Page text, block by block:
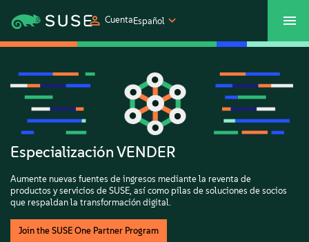
CuentaEspañol
Productos
Soluciones
Asistencia y servicios
Partners
Especialización VENDER
Aumente nuevas fuentes de ingresos mediante la reventa de
productos y servicios de SUSE, así como pilas de soluciones de socios
que respaldan la transformación digital.
Join the SUSE One Partner Program